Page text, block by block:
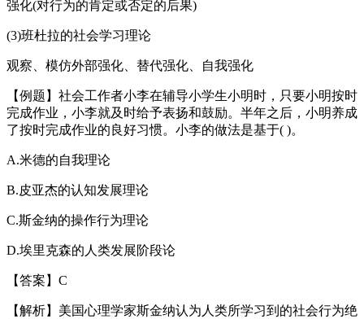
强化(对行为的肯定或否定的后果)
(3)班杜拉的社会学习理论
观察、模仿外部强化、替代强化、自我强化
【例题】社会工作者小李在辅导小学生小明时，只要小明按时
完成作业，小李就及时给予表扬和鼓励。半年之后，小明养成
了按时完成作业的良好习惯。小李的做法是基于( )。
A.米德的自我理论
B.皮亚杰的认知发展理论
C.斯金纳的操作行为理论
D.埃里克森的人类发展阶段论
【答案】C
【解析】美国心理学家斯金纳认为人类所学习到的社会行为绝